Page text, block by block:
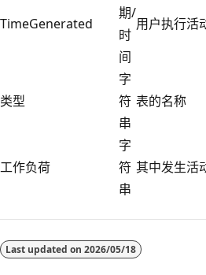
TimeGenerated
期/
时
间
用户执行活
类型
字
符
串
表的名称
工作负荷
字
符
串
其中发生活
模Last updated on 2026/05/18